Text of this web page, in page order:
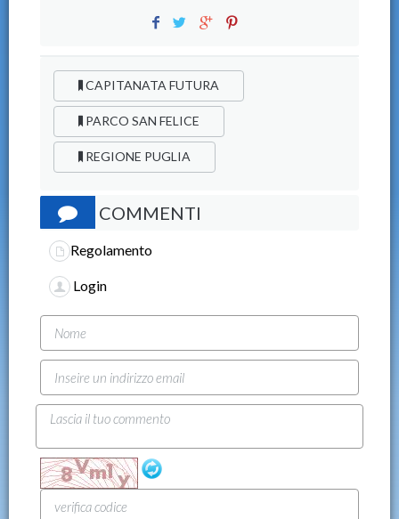
CAPITANATA FUTURA
PARCO SAN FELICE
REGIONE PUGLIA
COMMENTI
Regolamento
Login